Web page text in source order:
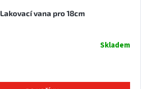
Lakovací vana pro 18cm
Skladem